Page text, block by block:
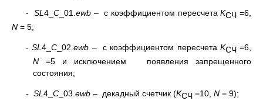
-SL4_C _01.ewb – с коэффициентом пересчетаKСЧ =6,
N = 5;
-SL4_C _02.ewb – с коэффициентом пересчета KСЧ=6,
N =5 и исключением появления запрещенного
состояния;
- SL 4_ C _03. ewb – декадный счетчик (KСЧ =10, N = 9);